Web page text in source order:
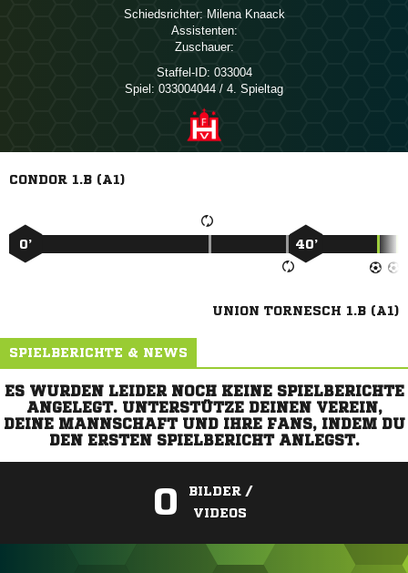
Schiedsrichter:  
Assistenten:
Zuschauer:
Staffel-ID: 033004
Spiel: 033004044 / 4. Spieltag
CONDOR 1.B (A1)
0’ 40’
UNION TORNESCH 1.B (A1)
SPIELBERICHTE & NEWS
ES WURDEN LEIDER NOCH KEINE SPIELBERICHTE
ANGELEGT. UNTERSTÜTZE DEINEN VEREIN,
DEINE MANNSCHAFT UND IHRE FANS, INDEM DU
DEN ERSTEN SPIELBERICHT ANLEGST.
0
BILDER /
VIDEOS